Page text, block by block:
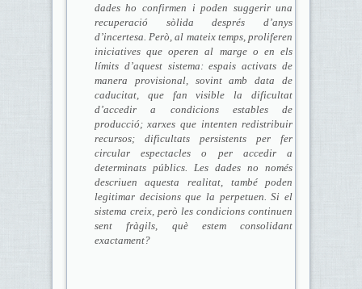
dades ho confirmen i poden suggerir una
recuperació sòlida després d’anys
d’incertesa. Però, al mateix temps, proliferen
iniciatives que operen al marge o en els
límits d’aquest sistema: espais activats de
manera provisional, sovint amb data de
caducitat, que fan visible la dificultat
d’accedir a condicions estables de
producció; xarxes que intenten redistribuir
recursos; dificultats persistents per fer
circular espectacles o per accedir a
determinats públics. Les dades no només
descriuen aquesta realitat, també poden
legitimar decisions que la perpetuen. Si el
sistema creix, però les condicions continuen
sent fràgils, què estem consolidant
exactament?